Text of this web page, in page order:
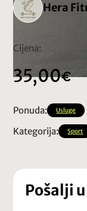
Hera
Cijena:
35,00
Ponuda: Usluge
Kategorija: Sport
Pošalji